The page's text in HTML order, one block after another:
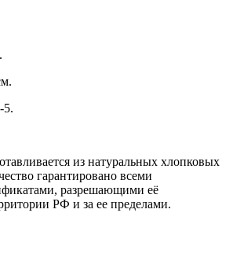
5.
из натуральных хлопковых
гарантировано всеми
разрешающими её
РФ и за ее пределами.